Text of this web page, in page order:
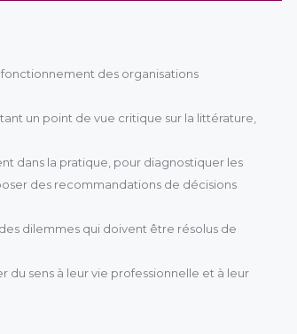
des organisations
un point de vue critique sur la littérature,
dans la pratique, pour diagnostiquer les
des recommandations de décisions
dilemmes qui doivent être résolus de
sens à leur vie professionnelle et à leur